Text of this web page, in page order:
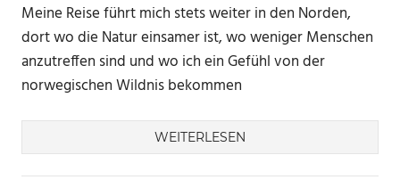
Meine Reise führt mich stets weiter in den Norden,
dort wo die Natur einsamer ist, wo weniger Menschen
anzutreffen sind und wo ich ein Gefühl von der
norwegischen Wildnis bekommen
WEITERLESEN